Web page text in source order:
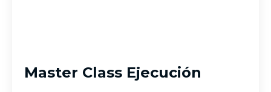
Master Class Ejecución